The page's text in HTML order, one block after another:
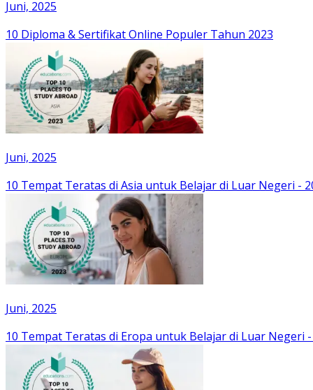
Juni, 2025
10 Diploma & Sertifikat Online Populer Tahun 2023
Juni, 2025
10 Tempat Teratas di Asia untuk Belajar di Luar Negeri -
Juni, 2025
10 Tempat Teratas di Eropa untuk Belajar di Luar Negeri -